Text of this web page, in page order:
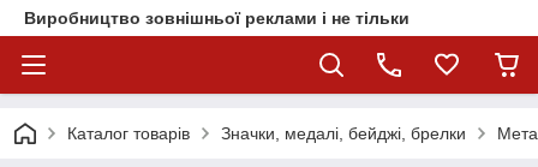
Виробництво зовнішньої реклами і не тільки
Каталог товарів Значки, медалі, бейджі, брелки